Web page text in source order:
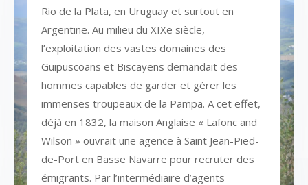
Rio de la Plata, en Uruguay et surtout en
Argentine. Au milieu du XIXe siècle,
l’exploitation des vastes domaines des
Guipuscoans et Biscayens demandait des
hommes capables de garder et gérer les
immenses troupeaux de la Pampa. A cet effet,
déjà en 1832, la maison Anglaise « Lafonc and
Wilson » ouvrait une agence à Saint Jean-Pied-
de-Port en Basse Navarre pour recruter des
émigrants. Par l’intermédiaire d’agents